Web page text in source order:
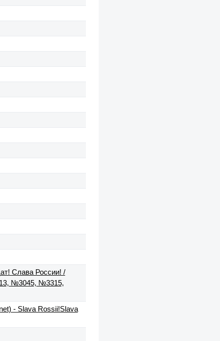
Слава России! /
№3045, №3315,
- Slava Rossii!Slava